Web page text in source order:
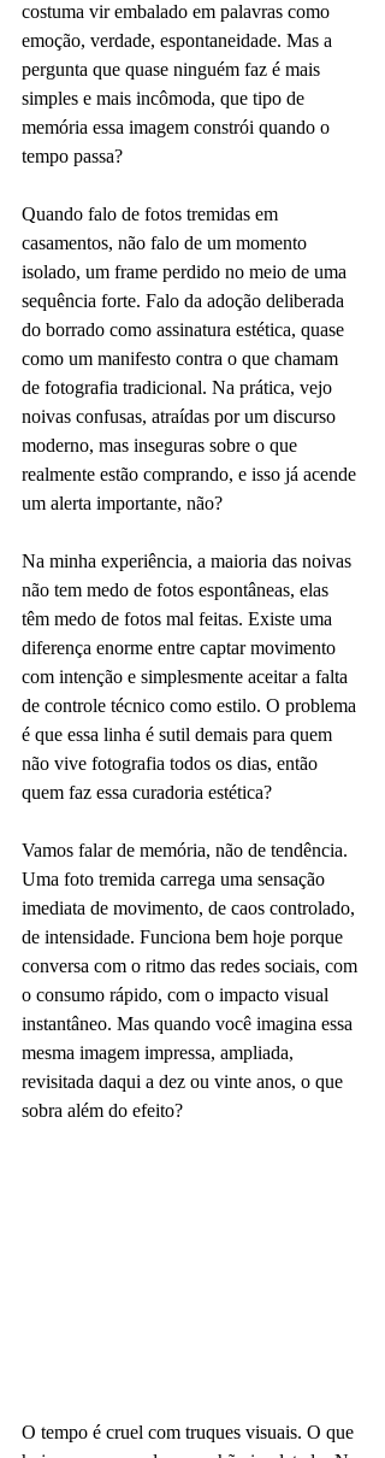
costuma vir embalado em palavras como
emoção, verdade, espontaneidade. Mas a
pergunta que quase ninguém faz é mais
simples e mais incômoda, que tipo de
memória essa imagem constrói quando o
tempo passa?
Quando falo de fotos tremidas em
casamentos, não falo de um momento
isolado, um frame perdido no meio de uma
sequência forte. Falo da adoção deliberada
do borrado como assinatura estética, quase
como um manifesto contra o que chamam
de fotografia tradicional. Na prática, vejo
noivas confusas, atraídas por um discurso
moderno, mas inseguras sobre o que
realmente estão comprando, e isso já acende
um alerta importante, não?
Na minha experiência, a maioria das noivas
não tem medo de fotos espontâneas, elas
têm medo de fotos mal feitas. Existe uma
diferença enorme entre captar movimento
com intenção e simplesmente aceitar a falta
de controle técnico como estilo. O problema
é que essa linha é sutil demais para quem
não vive fotografia todos os dias, então
quem faz essa curadoria estética?
Vamos falar de memória, não de tendência.
Uma foto tremida carrega uma sensação
imediata de movimento, de caos controlado,
de intensidade. Funciona bem hoje porque
conversa com o ritmo das redes sociais, com
o consumo rápido, com o impacto visual
instantâneo. Mas quando você imagina essa
mesma imagem impressa, ampliada,
revisitada daqui a dez ou vinte anos, o que
sobra além do efeito?
O tempo é cruel com truques visuais. O que